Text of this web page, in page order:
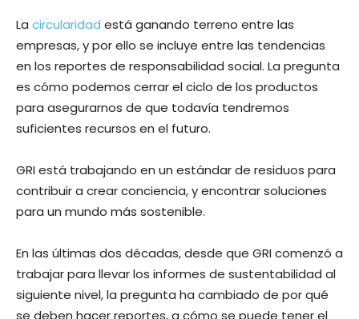
La circularidad está ganando terreno entre las
empresas, y por ello se incluye entre las tendencias
en los reportes de responsabilidad social. La pregunta
es cómo podemos cerrar el ciclo de los productos
para asegurarnos de que todavía tendremos
suficientes recursos en el futuro.
GRI está trabajando en un estándar de residuos para
contribuir a crear conciencia, y encontrar soluciones
para un mundo más sostenible.
En las últimas dos décadas, desde que GRI comenzó a
trabajar para llevar los informes de sustentabilidad al
siguiente nivel, la pregunta ha cambiado de por qué
se deben hacer reportes, a cómo se puede tener el